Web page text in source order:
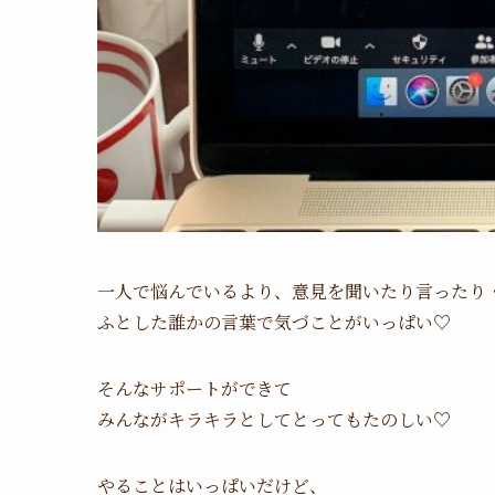
一人で悩んでいるより、意見を聞いたり言ったり
ふとした誰かの言葉で気づことがいっぱい♡
そんなサポートができて
みんながキラキラとしてとってもたのしい♡
やることはいっぱいだけど、